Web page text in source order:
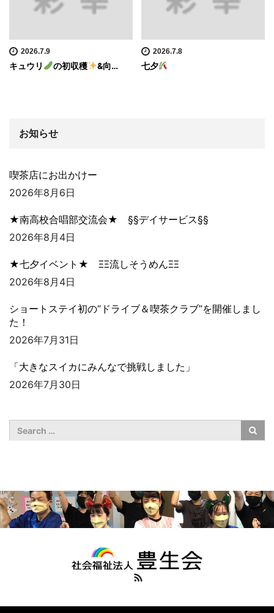
2026.7.9
キュウリ の初収穫 &向…
2026.7.8
七夕
お知らせ
喫茶店にお出かけー
2026年8月6日
★南高校合唱部交流会★ §§デイサービス§§
2026年8月4日
★七夕イベント★ ΞΞ流しそうめんΞΞ
2026年8月4日
ショートステイ初の“ドライブ＆喫茶クラブ”を開催しまし
た！
2026年7月31日
「大きなスイカにみんなで挑戦しました」
2026年7月30日